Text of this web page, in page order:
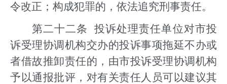
令改正；构成犯罪的，依法追究刑事责任。
第二十二条 投诉处理责任单位对市投
诉受理协调机构交办的投诉事项拖延不办或
者借故推卸责任的，由市投诉受理协调机构
予以通报批评，对有关责任人员可以建议其